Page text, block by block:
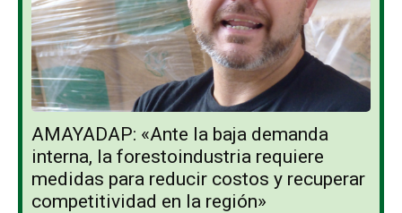
AMAYADAP: «Ante la baja demanda
interna, la forestoindustria requiere
medidas para reducir costos y recuperar
competitividad en la región»